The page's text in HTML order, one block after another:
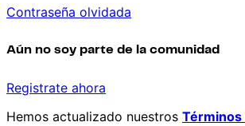
Contraseña olvidada
Aún no soy parte de la comunidad
Registrate ahora
Hemos actualizado nuestros Términos